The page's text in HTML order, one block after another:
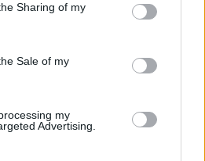
Sharing of my
Sale of my
my
Advertising.